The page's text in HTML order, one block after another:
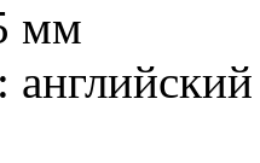
мм